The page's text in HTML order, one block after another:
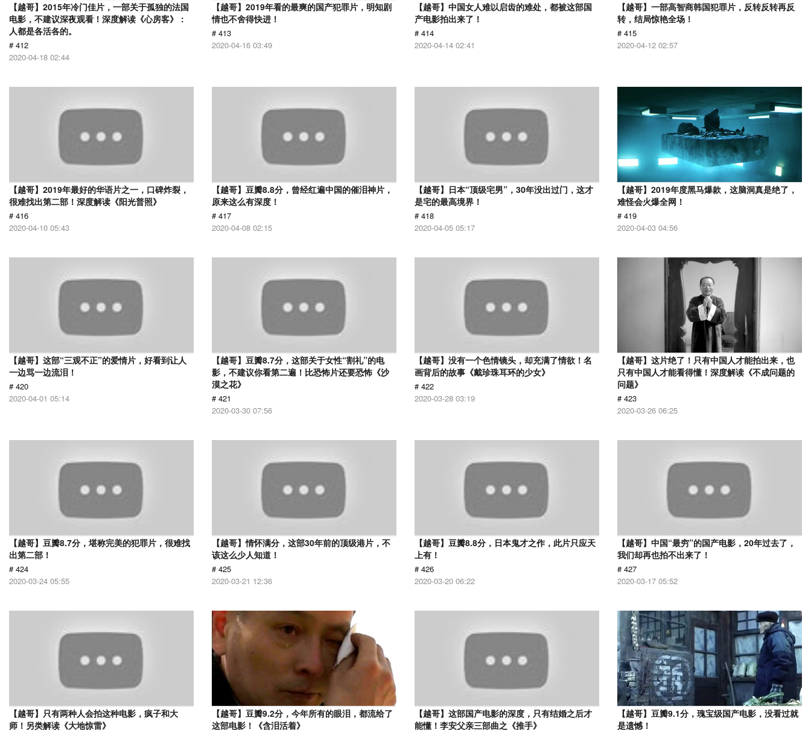
【越哥】2015年冷门佳片，一部关于孤独的法国
电影，不建议深夜观看！深度解读《心房客》：
人都是各活各的。
# 412
2020-04-18 02:44
【越哥】2019年看的最爽的国产犯罪片，明知剧
情也不舍得快进！
# 413
2020-04-16 03:49
【越哥】中国女人难以启齿的难处，都被这部国
产电影拍出来了！
# 414
2020-04-14 02:41
【越哥】一部高智商韩国犯罪片，反转反转再反
转，结局惊艳全场！
# 415
2020-04-12 02:57
【越哥】2019年最好的华语片之一，口碑炸裂，
很难找出第二部！深度解读《阳光普照》
# 416
2020-04-10 05:43
【越哥】豆瓣8.8分，曾经红遍中国的催泪神片，
原来这么有深度！
# 417
2020-04-08 02:15
【越哥】日本“顶级宅男”，30年没出过门，这才
是宅的最高境界！
# 418
2020-04-05 05:17
【越哥】2019年度黑马爆款，这脑洞真是绝了，
难怪会火爆全网！
# 419
2020-04-03 04:56
【越哥】这部“三观不正”的爱情片，好看到让人
一边骂一边流泪！
# 420
2020-04-01 05:14
【越哥】豆瓣8.7分，这部关于女性“割礼”的电
影，不建议你看第二遍！比恐怖片还要恐怖《沙
漠之花》
# 421
2020-03-30 07:56
【越哥】没有一个色情镜头，却充满了情欲！名
画背后的故事《戴珍珠耳环的少女》
# 422
2020-03-28 03:19
【越哥】这片绝了！只有中国人才能拍出来，也
只有中国人才能看得懂！深度解读《不成问题的
问题》
# 423
2020-03-26 06:25
【越哥】豆瓣8.7分，堪称完美的犯罪片，很难找
出第二部！
# 424
2020-03-24 05:55
【越哥】情怀满分，这部30年前的顶级港片，不
该这么少人知道！
# 425
2020-03-21 12:36
【越哥】豆瓣8.8分，日本鬼才之作，此片只应天
上有！
# 426
2020-03-20 06:22
【越哥】中国“最穷”的国产电影，20年过去了，
我们却再也拍不出来了！
# 427
2020-03-17 05:52
【越哥】只有两种人会拍这种电影，疯子和大
师！另类解读《大地惊雷》
【越哥】豆瓣9.2分，今年所有的眼泪，都流给了
这部电影！《含泪活着》
【越哥】这部国产电影的深度，只有结婚之后才
能懂！李安父亲三部曲之《推手》
【越哥】豆瓣9.1分，瑰宝级国产电影，没看过就
是遗憾！